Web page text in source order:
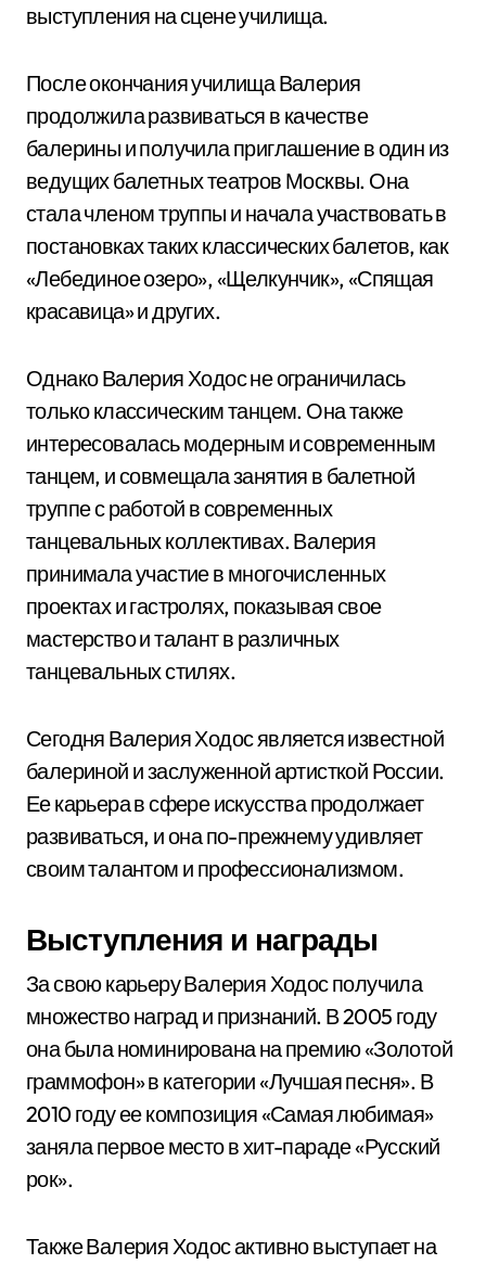
выступления на сцене училища.
После окончания училища Валерия
продолжила развиваться в качестве
балерины и получила приглашение в один из
ведущих балетных театров Москвы. Она
стала членом труппы и начала участвовать в
постановках таких классических балетов, как
«Лебединое озеро», «Щелкунчик», «Спящая
красавица» и других.
Однако Валерия Ходос не ограничилась
только классическим танцем. Она также
интересовалась модерным и современным
танцем, и совмещала занятия в балетной
труппе с работой в современных
танцевальных коллективах. Валерия
принимала участие в многочисленных
проектах и гастролях, показывая свое
мастерство и талант в различных
танцевальных стилях.
Сегодня Валерия Ходос является известной
балериной и заслуженной артисткой России.
Ее карьера в сфере искусства продолжает
развиваться, и она по-прежнему удивляет
своим талантом и профессионализмом.
Выступления и награды
За свою карьеру Валерия Ходос получила
множество наград и признаний. В 2005 году
она была номинирована на премию «Золотой
граммофон» в категории «Лучшая песня». В
2010 году ее композиция «Самая любимая»
заняла первое место в хит-параде «Русский
рок».
Также Валерия Ходос активно выступает на